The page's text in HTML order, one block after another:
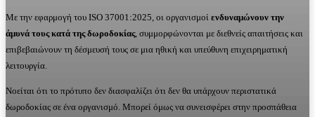
Με την εφαρμογή του ISO 37001:2025, οι οργανισμοί ενδυναμώνουν την
άμυνά τους κατά της δωροδοκίας, συμμορφώνονται με διεθνείς απαιτήσεις και
επιβεβαιώνουν τη δέσμευσή τους σε μια ηθική και υπεύθυνη επιχειρηματική
λειτουργία.
Νοείται ότι το πρότυπο δεν διασφαλίζει ότι δεν θα υπάρχουν περιστατικά
δωροδοκίας σε ένα οργανισμό. Μπορεί όμως να συνεισφέρει στην προσπάθεια